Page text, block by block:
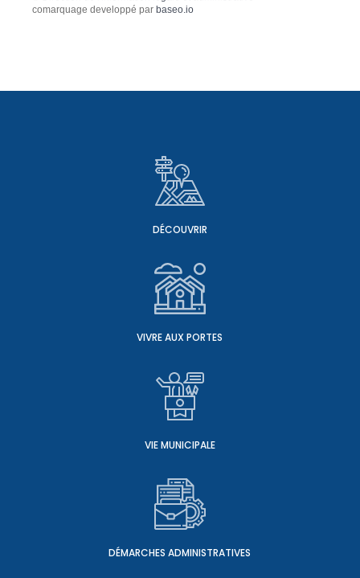
comarquage developpé par baseo.io
DÉCOUVRIR
VIVRE AUX PORTES
VIE MUNICIPALE
DÉMARCHES ADMINISTRATIVES